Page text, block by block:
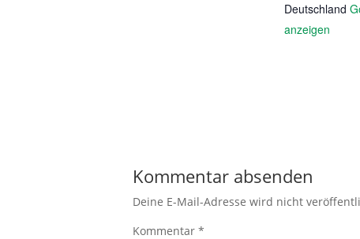
Deutschland
anzeigen
Kommentar absenden
Deine E-Mail-Adresse wird nicht
Kommentar *